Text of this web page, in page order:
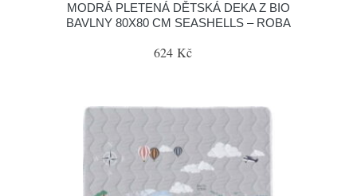
MODRÁ PLETENÁ DĚTSKÁ DEKA Z BIO
BAVLNY 80X80 CM SEASHELLS – ROBA
624 Kč